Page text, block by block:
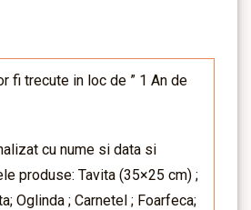
fi trecute in loc de ” 1 An de
cu nume si data si
produse: Tavita (35×25 cm) ;
Oglinda ; Carnetel ; Foarfeca;